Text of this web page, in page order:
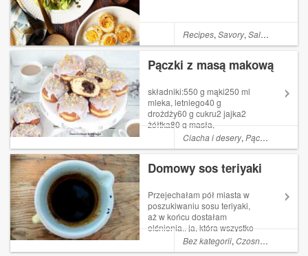
Recipes,Savory,Salad
Pączki z masą makową
składniki:550 g mąki250 ml
mleka, letniego40 g
drożdży60 g cukru2 jajka2
żółtka80 g masła,
roztopionego1 szczypta soli2
łyżki spirytusu dodatkowo:
bakaliamitłuszcz do
głębokiego smażenialukier
cytrynowykandyzowana
skórka pomarańczow...
Ciacha i desery,Pączki
Domowy sos teriyaki
Przejechałam pół miasta w
poszukiwaniu sosu teriyaki,
aż w końcu dostałam
olśnienia.. ja, która wszystko
staram się przygotowywać od
podstaw.. dlaczego nie mogę
Bez kategorii,Czosnek